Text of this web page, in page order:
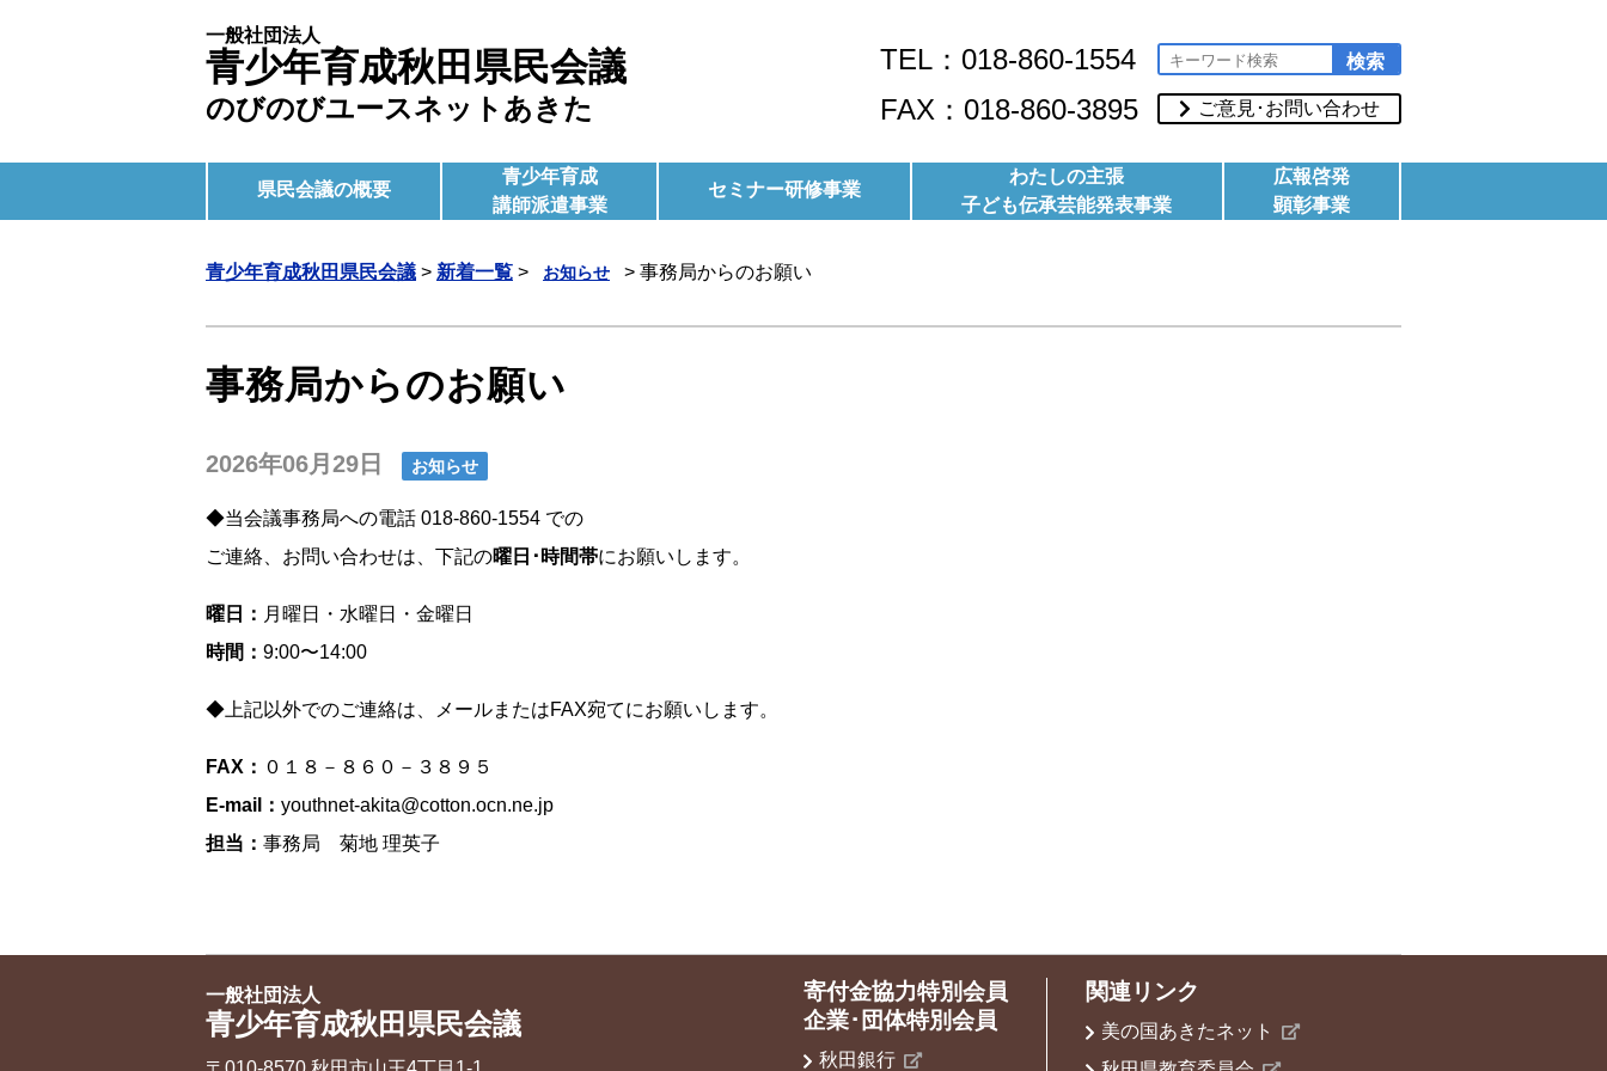
一般社団法人
青少年育成秋田県民会議
のびのびユースネットあきた
TEL：018-860-1554
FAX：018-860-3895
ご意見･お問い合わせ
県民会議の概要
青少年育成
講師派遣事業
セミナー研修事業
わたしの主張
子ども伝承芸能発表事業
広報啓発
顕彰事業
青少年育成秋田県民会議 > 新着一覧 > お知らせ > 事務局からのお願い
事務局からのお願い
2026年06月29日 お知らせ
◆当会議事務局への電話 018-860-1554 での
ご連絡、お問い合わせは、下記の曜日･時間帯にお願いします。
曜日： 月曜日・水曜日・金曜日
時間： 9:00〜14:00
◆上記以外でのご連絡は、メールまたはFAX宛てにお願いします。
FAX： ０１８－８６０－３８９５
E-mail： youthnet-akita@cotton.ocn.ne.jp
担当： 事務局 菊地 理英子
一般社団法人
青少年育成秋田県民会議
寄付金協力特別会員
企業･団体特別会員
秋田銀行
関連リンク
美の国あきたネット